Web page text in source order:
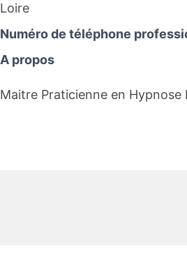
Loire
Numéro de téléphone
A propos
Maitre Praticienne en Hypnose